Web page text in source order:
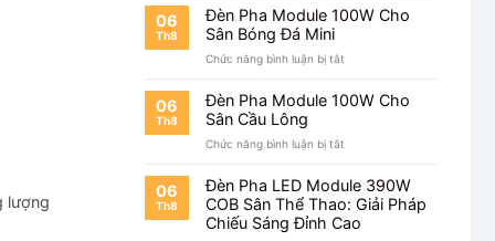
lượng
Hàng
Pha
Module
Xưởng
06
Th8
Đèn Pha Module 100W Cho
Sân Bóng Đá Mini
Chức năng bình luận bị tắt
Pha
Module
Bóng
Đá
Mini
06
Th8
Đèn Pha Module 100W Cho
Sân Cầu Lông
Chức năng bình luận bị tắt
Pha
Module
100W
Cho
06
Th8
Đèn Pha LED Module 390W
COB Sân Thể Thao: Giải Pháp
Chiếu Sáng Đỉnh Cao